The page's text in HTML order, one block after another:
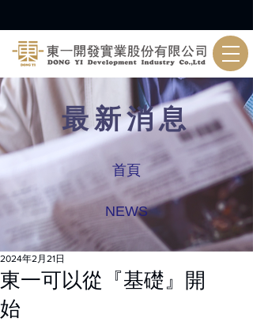
最新消息
首頁
NEWS
東一可以從『基礎』開
始
2024年2月21日